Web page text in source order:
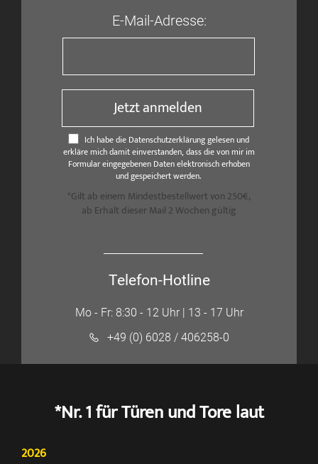
E-Mail-Adresse:
Jetzt anmelden
Ich habe die Datenschutzerklärung gelesen und
erkläre mich damit einverstanden, dass die von mir im
Formular eingegebenen Daten elektronisch erhoben
und gespeichert werden.
*Gilt ab einem Mindestbestellwert von 250€,
ab Erhalt dieser Mail 2 Wochen gültig
Telefon-Hotline
Mo - Fr: 8:30 - 12 Uhr | 13 - 17 Uhr
+49 (0) 6028 / 406258-0
*Nr. 1 für Türen und Tore laut
2026